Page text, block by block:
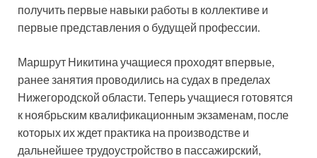
получить первые навыки работы в коллективе и
первые представления о будущей профессии.
Маршрут Никитина учащиеся проходят впервые,
ранее занятия проводились на судах в пределах
Нижегородской области. Теперь учащиеся готовятся
к ноябрьским квалификационным экзаменам, после
которых их ждет практика на производстве и
дальнейшее трудоустройство в пассажирский,